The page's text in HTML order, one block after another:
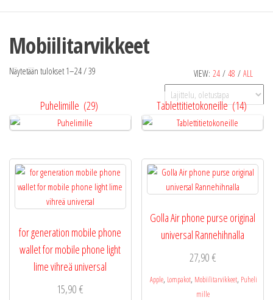
Mobiilitarvikkeet
VIEW: 24 / 48 / ALL
Näytetään tulokset 1–24 / 39
Puhelimille (29) Tablettitietokoneille(14)
for generation mobile phone
wallet for mobile phone light
lime vihreä universal
15,90€
Golla Air phone purse original
universal Rannehihnalla
27,90 €
Apple, Lompakot, Mobiilitarvikkeet, Puheli
mille